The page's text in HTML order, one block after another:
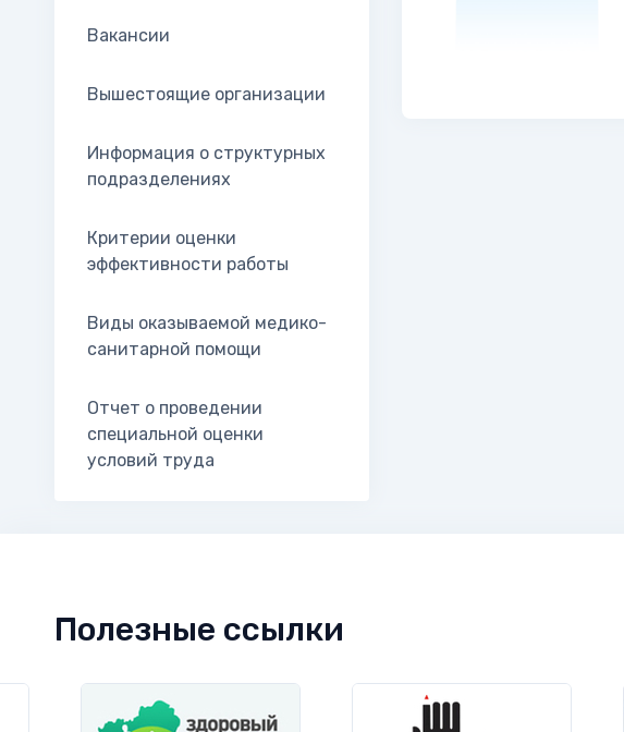
Вакансии
Вышестоящие организации
Информация о структурных
подразделениях
Критерии оценки
эффективности работы
Виды оказываемой медико-
санитарной помощи
Отчет о проведении
специальной оценки
условий труда
Полезные ссылки